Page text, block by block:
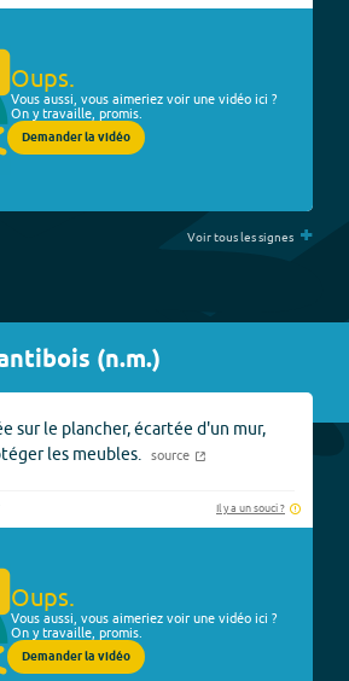
Oups.
Vous aussi, vous aimeriez voir une vidéo ici ?
On y travaille, promis.
Demander la vidéo
Voir tous les signes +
(n.m.)
sur le plancher, écartée d'un mur,
les meubles.
source
Il y a un souci ?
Oups.
Vous aussi, vous aimeriez voir une vidéo ici ?
On y travaille, promis.
Demander la vidéo